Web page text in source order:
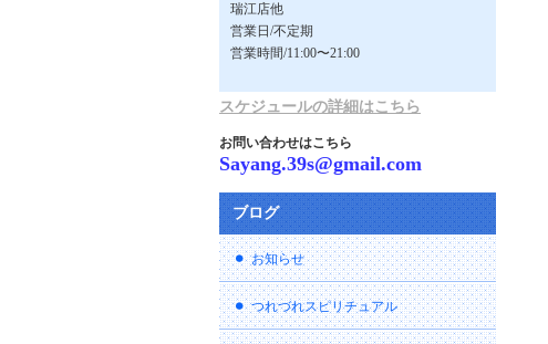
瑞江店他
営業日/不定期
営業時間/11:00〜21:00
スケジュールの詳細はこちら
お問い合わせはこちら
Sayang.39s@gmail.com
ブログ
お知らせ
つれづれスピリチュアル